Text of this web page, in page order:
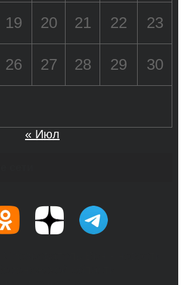
19 20 21 22 23
26 27 28 29 30
« Июл